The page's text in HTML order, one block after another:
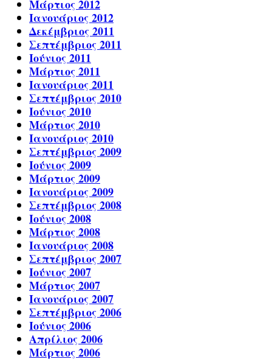
Μάρτιος 2012
Ιανουάριος 2012
Δεκέμβριος 2011
Σεπτέμβριος 2011
Ιούνιος 2011
Μάρτιος 2011
Ιανουάριος 2011
Σεπτέμβριος 2010
Ιούνιος 2010
Μάρτιος 2010
Ιανουάριος 2010
Σεπτέμβριος 2009
Ιούνιος 2009
Μάρτιος 2009
Ιανουάριος 2009
Σεπτέμβριος 2008
Ιούνιος 2008
Μάρτιος 2008
Ιανουάριος 2008
Σεπτέμβριος 2007
Ιούνιος 2007
Μάρτιος 2007
Ιανουάριος 2007
Σεπτέμβριος 2006
Ιούνιος 2006
Απρίλιος 2006
Μάρτιος 2006